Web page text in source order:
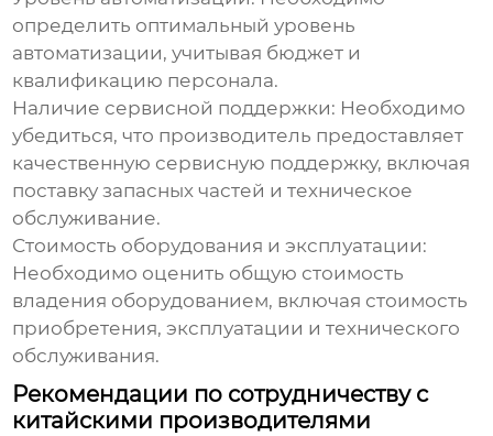
определить оптимальный уровень
автоматизации, учитывая бюджет и
квалификацию персонала.
Наличие сервисной поддержки: Необходимо
убедиться, что производитель предоставляет
качественную сервисную поддержку, включая
поставку запасных частей и техническое
обслуживание.
Стоимость оборудования и эксплуатации:
Необходимо оценить общую стоимость
владения оборудованием, включая стоимость
приобретения, эксплуатации и технического
обслуживания.
Рекомендации по сотрудничеству с
китайскими производителями